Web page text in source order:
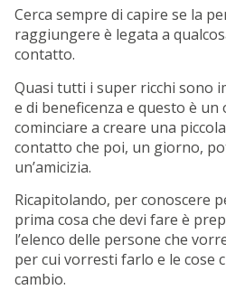
Cerca sempre di capire se la
raggiungere è legata a
contatto.
Quasi tutti i super ricchi sono
e di beneficenza e questo è
cominciare a creare una
contatto che poi, un giorno,
un’amicizia.
Ricapitolando, per conoscere
prima cosa che devi fare è
l’elenco delle persone che
per cui vorresti farlo e le cose
cambio.